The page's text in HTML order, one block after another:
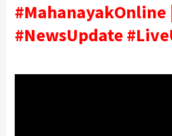
#MahanayakOnline
#NewsUpdate